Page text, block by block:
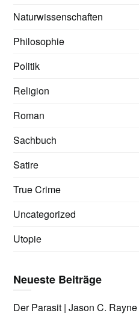
Naturwissenschaften
Philosophie
Politik
Religion
Roman
Sachbuch
Satire
True Crime
Uncategorized
Utopie
Neueste Beiträge
Der Parasit | Jason C. Rayne